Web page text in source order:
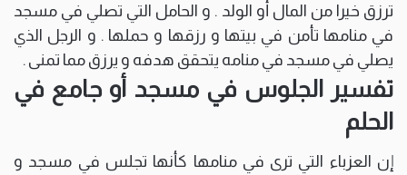
ترزق خيرا من المال أو الولد . و الحامل التي تصلي في مسجد
في منامها تأمن في بيتها و رزقها و حملها . و الرجل الذي
يصلي في مسجد في منامه يتحقق هدفه و يرزق مما تمنى .
تفسير الجلوس في مسجد أو جامع في
الحلم
إن العزباء التي ترى في منامها كأنها تجلس في مسجد و